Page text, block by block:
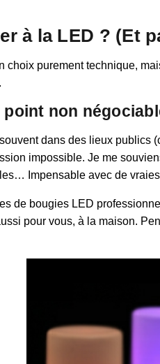
à la LED ? (Et
choix purement technique,
point non
dans des lieux
impossible. Je me
Impensable avec de
de bougies LED
pour vous, à la maison.